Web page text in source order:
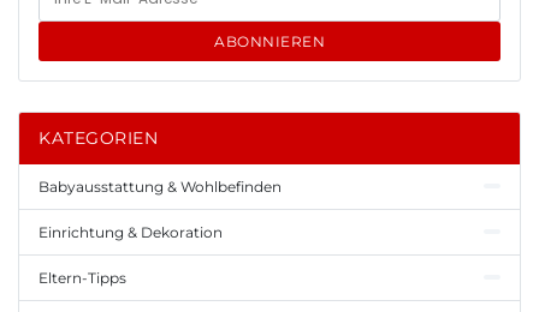
ABONNIEREN
KATEGORIEN
Babyausstattung & Wohlbefinden
Einrichtung & Dekoration
Eltern-Tipps